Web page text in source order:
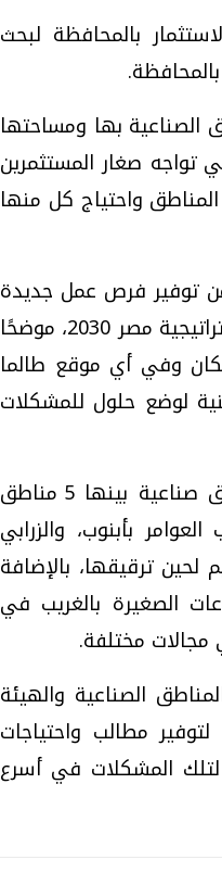
بالمحافظة لبحث
الصناعية بها ومساحتها
تواجه صغار المستثمرين
واحتياج كل منها
من توفير فرص عمل جديدة
وتنمية للاقتصاد الوطني وتحقيق التنمية الشاملة بما يتوافق مع استراتيجية مصر 2030، موضحًا
وفي أي موقع طالما
لوضع حلول للمشكلات
وأوضح مدير إدارة الاستثمار بالمحافظة أن أسيوط تمتلك 8 مناطق صناعية بينها 5 مناطق
بأبنوب، والزرابي
لحين ترقيقها، بالإضافة
الصغيرة بالغريب في
مجالات مختلفة.
الصناعية والهيئة
مطالب واحتياجات
لتلك المشكلات في أسرع
ص